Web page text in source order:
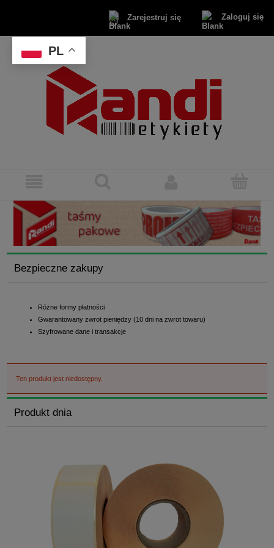
Zarejestruj się Zaloguj się
Bezpieczne zakupy
Różne formy płatności
Gwarantowany zwrot pieniędzy (10 dni na zwrot towaru)
Szyfrowane dane i transakcje
Ten produkt jest niedostępny.
Produkt dnia
PL